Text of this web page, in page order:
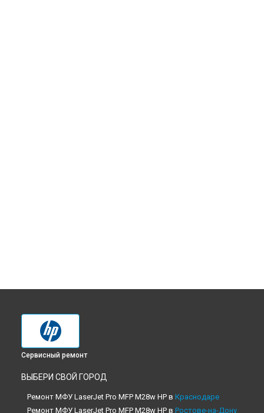
Сервисный ремонт
ВЫБЕРИ СВОЙ ГОРОД
Ремонт МФУ LaserJet Pro MFP M28w HP в Краснодаре
Ремонт МФУ LaserJet Pro MFP M28w HP в Ростове-на-Дону